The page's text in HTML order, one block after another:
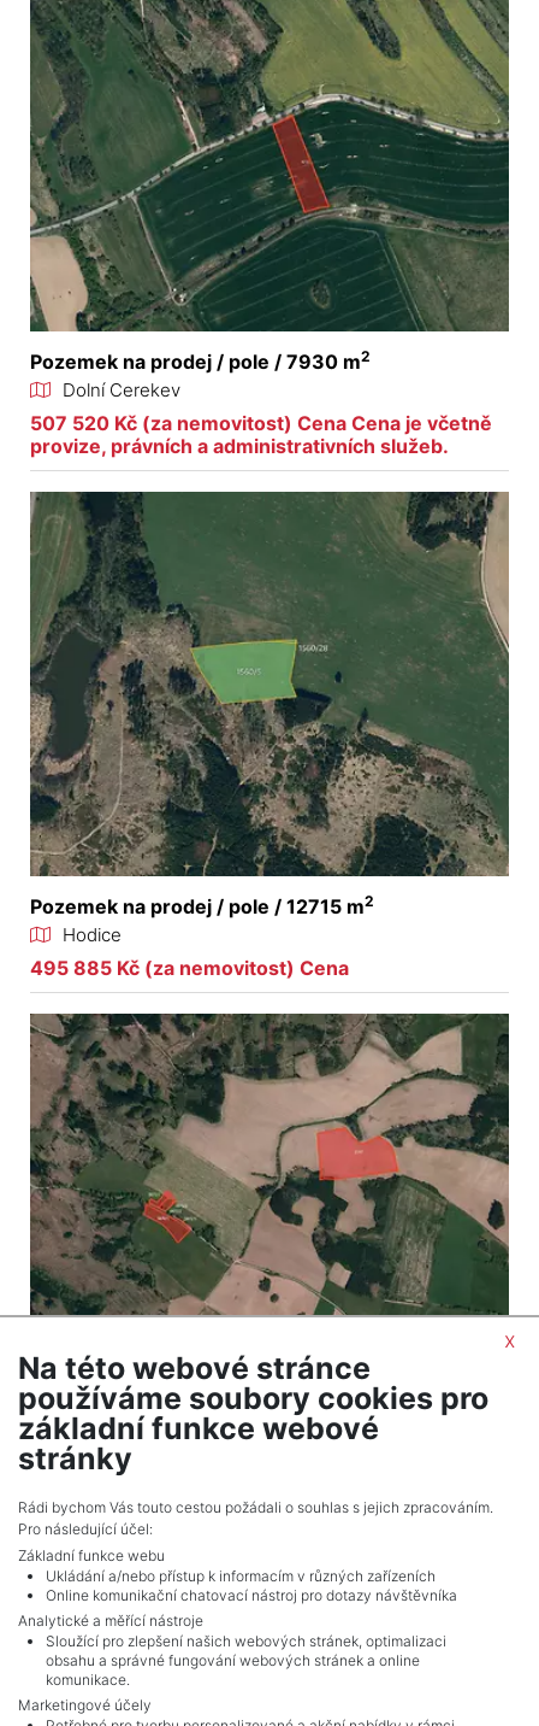
Pozemek na prodej / pole / 7930 m2
Dolní Cerekev
507 520 Kč (za nemovitost) Cena Cena je včetně
provize, právních a administrativních služeb.
Pozemek na prodej / pole / 12715 m2
Hodice
495 885 Kč (za nemovitost) Cena
Pozemek na prodej / pole / 69054 m
Kamenice
3 383 646 Kč (za nemovitost) Cena
Celkem5inzerátů.
x
Na této webové stránce
používáme soubory cookies pro
základní funkce webové
stránky
Rádi bychom Vás touto cestou požádali o souhlas s jejich zpracováním.
Pro následující účel:
Základní funkce webu
Ukládání a/nebo přístup k informacím v různých zařízeních
Online komunikační chatovací nástroj pro dotazy návštěvníka
Analytické a měřící nástroje
Sloužící pro zlepšení našich webových stránek, optimalizaci
obsahu a správné fungování webových stránek a online
komunikace.
Marketingové účely